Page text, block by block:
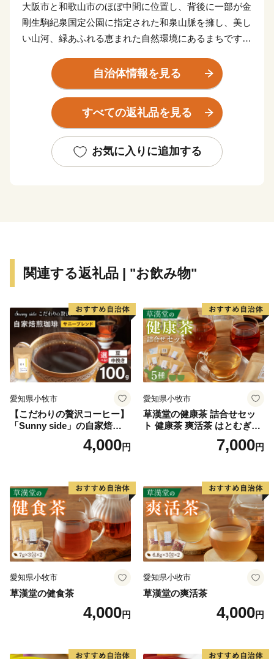
大阪市と和歌山市のほぼ中間に位置し、背後に一部が金
剛生駒紀泉国定公園に指定された和泉山脈を擁し、美し
い山河、緑あふれる恵まれた自然環境にあるまちです。
たが、関西国際空港の開港などに伴う人口の増加ととも
に、商業・サービス業が盛んになっています。
関空によるインパクトを最大限に活用し、世界と日本を
結ぶ玄関都市として、21世紀にふさわしい国際都市をめ
自治体情報を見る
すべての返礼品を見る
お気に入りに追加する
関連する返礼品 | "お飲み物"
愛知県小牧市
【こだわりの贅沢コーヒー】
「Sunny side」の自家焙煎珈
琲サニーブレンド（100g）
4,000円
愛知県小牧市
草漢堂の健康茶 詰合せセッ
ト 健康茶 爽活茶 はとむぎ茶
温補茶 健食茶 和漢紅茶 お茶
7,000円
愛知県小牧市
草漢堂の健食茶
4,000円
愛知県小牧市
草漢堂の爽活茶
4,000円